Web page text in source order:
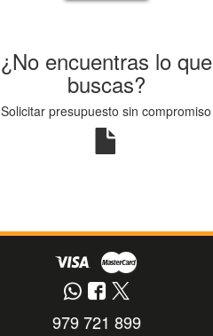
¿No encuentras lo que
buscas?
Solicitar presupuesto sin compromiso
979 721 899